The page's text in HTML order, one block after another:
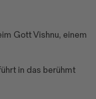
Gott Vishnu, einem
in das berühmt